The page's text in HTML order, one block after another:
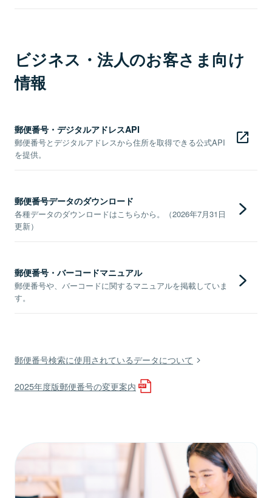
ビジネス・法人のお客さま向け
情報
郵便番号・デジタルアドレスAPI
郵便番号とデジタルアドレスから住所を取得できる公式API
を提供。
郵便番号データのダウンロード
各種データのダウンロードはこちらから。（2026年7月31日
更新）
郵便番号・バーコードマニュアル
郵便番号や、バーコードに関するマニュアルを掲載していま
す。
郵便番号検索に使用されているデータについて
2025年度版郵便番号の変更案内